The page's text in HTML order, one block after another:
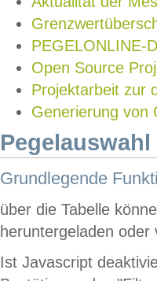
PEGELONLINE-
Open Source
Projektarbeit zur
Generierung von
Grundlegende
über die Tabelle
heruntergeladen oder
Ist Javascript